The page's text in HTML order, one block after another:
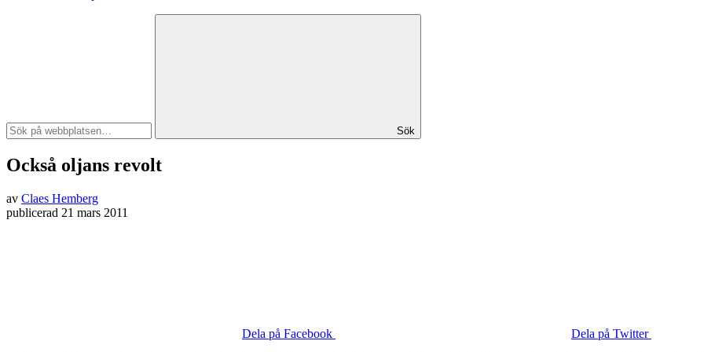
Sök
Också oljans revolt
av Claes Hemberg
publicerad 21 mars 2011
Dela på Facebook Dela på Twitter